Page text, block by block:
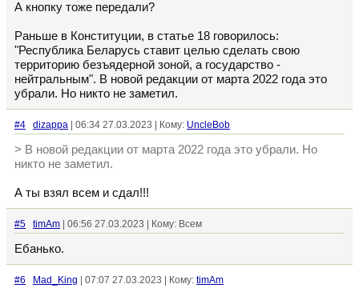
А кнопку тоже передали?
Раньше в Конституции, в статье 18 говорилось:
"Республика Беларусь ставит целью сделать свою
территорию безъядерной зоной, а государство -
нейтральным". В новой редакции от марта 2022 года это
убрали. Но никто не заметил.
#4 dizappa | 06:34 27.03.2023 | Кому: UncleBob
> В новой редакции от марта 2022 года это убрали. Но
никто не заметил.
А ты взял всем и сдал!!!
#5 timAm | 06:56 27.03.2023 | Кому: Всем
Ебанько.
#6 Mad_King | 07:07 27.03.2023 | Кому: timAm